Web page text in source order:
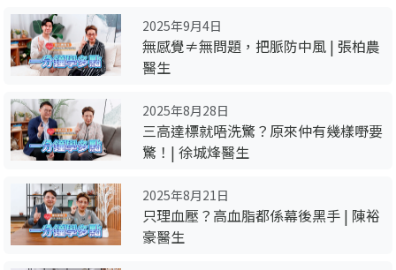
2025年9月4日
無感覺≠無問題，把脈防中風 | 張柏農
醫生
2025年8月28日
三高達標就唔洗驚？原來仲有幾樣嘢要
驚！| 徐城烽醫生
2025年8月21日
只理血壓？高血脂都係幕後黑手 | 陳裕
豪醫生